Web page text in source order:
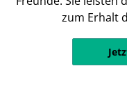
zum Erhalt